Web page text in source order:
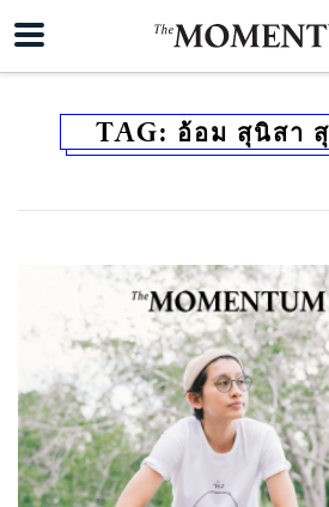
TAG: อ้อม สุนิสา